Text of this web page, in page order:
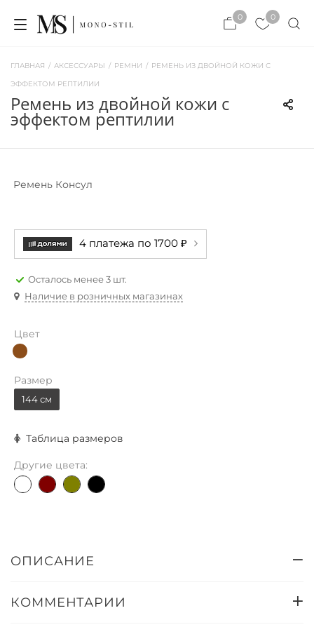
0
0
ЗАКРЫТЬ ×
×
ГЛАВНАЯ / АКСЕССУАРЫ / РЕМНИ / РЕМЕНЬ ИЗ ДВОЙНОЙ КОЖИ С
ЭФФЕКТОМ РЕПТИЛИИ
ремень из двойной кожи с
эффектом рептилии
Ремень Консул
4 платежа по 1700 ₽
Осталось менее 3 шт.
Наличие в розничных магазинах
Цвет
Размер
144 см
Таблица размеров
Другие цвета:
ОПИСАНИЕ
КОММЕНТАРИИ